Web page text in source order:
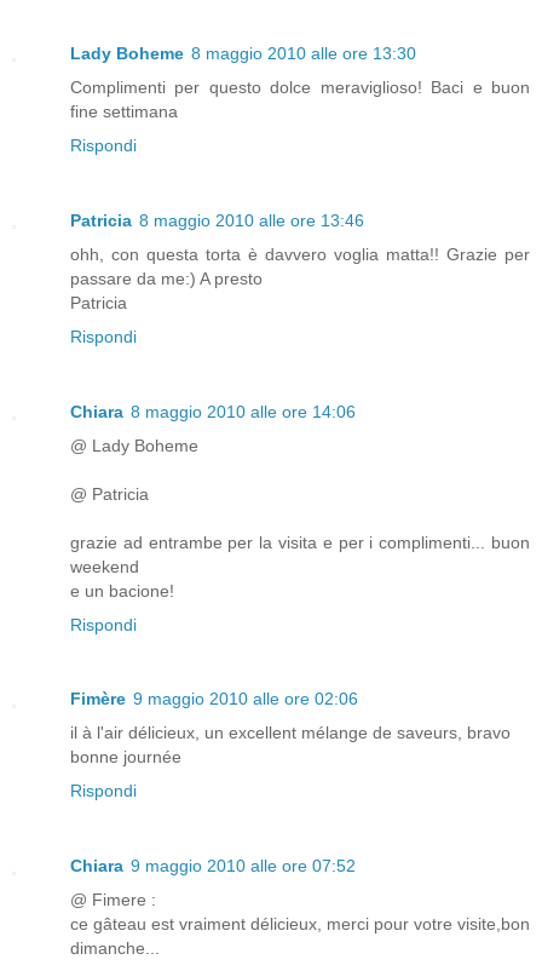
Lady Boheme 8 maggio 2010 alle ore 13:30
Complimenti per questo dolce meraviglioso! Baci e buon
fine settimana
Rispondi
Patricia 8 maggio 2010 alle ore 13:46
ohh, con questa torta è davvero voglia matta!! Grazie per
passare da me:) A presto
Patricia
Rispondi
Chiara 8 maggio 2010 alle ore 14:06
@ Lady Boheme
@ Patricia
grazie ad entrambe per la visita e per i complimenti... buon
weekend
e un bacione!
Rispondi
Fimère 9 maggio 2010 alle ore 02:06
il à l'air délicieux, un excellent mélange de saveurs, bravo
bonne journée
Rispondi
Chiara 9 maggio 2010 alle ore 07:52
@ Fimere :
ce gâteau est vraiment délicieux, merci pour votre visite,bon
dimanche...